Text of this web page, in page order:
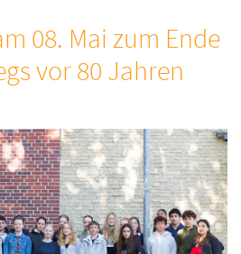
08. Mai zum Ende
vor 80 Jahren